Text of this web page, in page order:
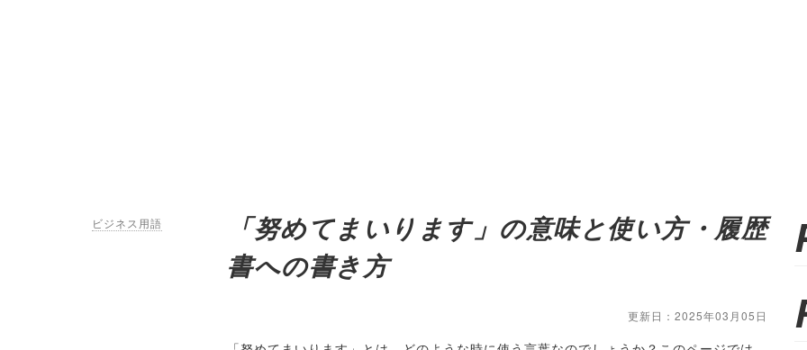
ビジネス用語
「努めてまいります」の意味と使い方・履歴
書への書き方
更新日：2025年03月05日